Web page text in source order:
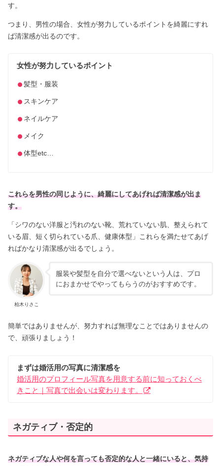
す。
つまり、男性の場合、女性が努力しているポイントを綺麗にすれ
ば清潔感が出るのです。
女性が努力しているポイント
髪型・服装
スキンケア
ネイルケア
メイク
体型etc…
これらを男性の同じように、綺麗にしてあげれば清潔感が出ま
す。
「シワのない洋服と汚れのない靴、荒れていない肌、整えられて
いる眉、短く切られている爪、健康体型」これらを満たせてあげ
ればかなり清潔感が出るでしょう。
柏木りさこ
服装や髪型を自分で選べないという人は、プロ
におまかせでやってもらうのがおすすめです。
簡単ではありませんが、努力すれば無理なことではありませんの
で、頑張りましょう！
まずは婚活用の写真に清潔感を
婚活用のプロフィール写真を用意する前に知っておくべ
きこと｜写真で出会いは変わります。
ネガティブ・否定的
ネガティブな人や何を言っても否定的な人と一緒にいると、気持